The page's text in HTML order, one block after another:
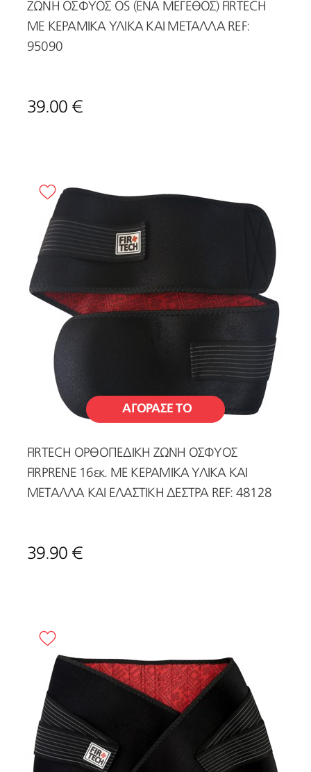
ΖΩΝΗ ΟΣΦΥΟΣ OS (ΕΝΑ ΜΕΓΕΘΟΣ) FIRTECH
ΜΕ ΚΕΡΑΜΙΚΑ ΥΛΙΚΑ ΚΑΙ ΜΕΤΑΛΛΑ REF:
95090
39.00 €
ΑΓΟΡΑΣΕ ΤΟ
FIRTECH ΟΡΘΟΠΕΔΙΚΗ ΖΩΝΗ ΟΣΦΥΟΣ
FIRPRENE 16εκ. ΜΕ ΚΕΡΑΜΙΚΑ ΥΛΙΚΑ ΚΑΙ
ΜΕΤΑΛΛΑ ΚΑΙ ΕΛΑΣΤΙΚΗ ΔΕΣΤΡΑ REF: 48128
39.90 €